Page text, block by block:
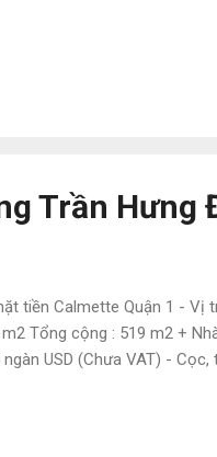
Trần Hưng
tiền Calmette Quận 1 - Vị
Tổng cộng : 519 m2 +
USD (Chưa VAT) -